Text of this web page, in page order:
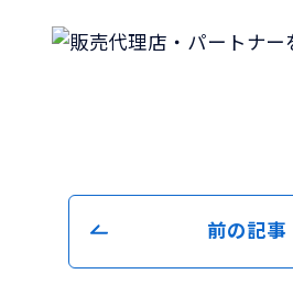
前の記事